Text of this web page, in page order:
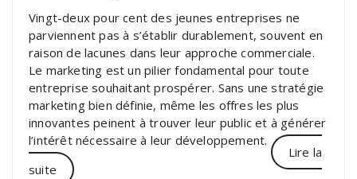
Vingt-deux pour cent des jeunes entreprises ne
parviennent pas à s’établir durablement, souvent en
raison de lacunes dans leur approche commerciale.
Le marketing est un pilier fondamental pour toute
entreprise souhaitant prospérer. Sans une stratégie
marketing bien définie, même les offres les plus
innovantes peinent à trouver leur public et à générer
l’intérêt nécessaire à leur développement.
Lire la
suite